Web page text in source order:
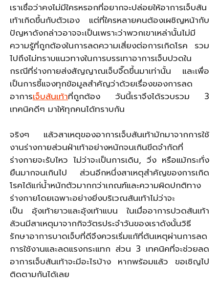
เราเชื่อว่าคงไม่มีใครหรอกที่อยากจะปล่อยให้อาการเจ็บส้น
เท้าเกิดขึ้นกับตัวเอง แต่ที่ใครหลายคนต้องเผชิญหน้ากับ
ปัญหาดังกล่าวอาจจะเป็นเพราะว่าพวกเขาเหล่านั้นไม่มี
ความรู้ที่ถูกต้องในการลดความเสี่ยงต่อการเกิดโรค รวม
ไปถึงไม่ทราบแนวทางในการบรรเทาอาการเจ็บปวดใน
กรณีที่ร่างกายส่งสัญญาณเจ็บจี๊ดขึ้นมาเท่านั้น และเพื่อ
เป็นการชี้แจงทุกข้อมูลสำคัญว่าด้วยเรื่องของการลด
อาการเจ็บส้นเท้าที่ถูกต้อง วันนี้เราจึงได้รวบรวม 3
เทคนิคดีๆ มาให้ทุกคนได้ทราบกัน
จริงๆ แล้วสาเหตุของอาการเจ็บส้นเท้ามักมาจากการใช้
งานร่างกายส่วนฝ่าเท้าอย่างหนักจนเกินขีดจำกัดที่
ร่างกายจะรับไหว ไม่ว่าจะเป็นการเดิน, วิ่ง หรือแม้กระทั่ง
ยืนมากจนเกินไป ส่วนอีกหนึ่งสาเหตุสำคัญของการเกิด
โรคได้แก่น้ำหนักตัวมากกว่าเกณฑ์และความผิดปกติทาง
ร่างกายโดยเฉพาะอย่างยิ่งบริเวณส้นเท้าไม่ว่าจะ
เป็น อุ้งเท้ายาวและอุ้งเท้าแบน ในเมื่ออาการปวดส้นเท้า
ล้วนมีสาเหตุมาจากกิจวัตรประจำวันของเราดังนั้นวิธี
รักษาอาการบาดเจ็บที่ดีจึงควรเริ่มแก้ที่ต้นเหตุผ่านการลด
การใช้งานและลดแรงกระแทก ส่วน 3 เทคนิคที่จะช่วยลด
อาการเจ็บส้นเท้าจะมีอะไรบ้าง หากพร้อมแล้ว ขอเชิญไป
ติดตามกันได้เลย